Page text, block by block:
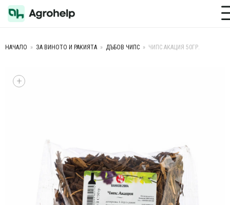
Toggle
НАЧАЛО » ЗА ВИНОТО И РАКИЯТА » ДЪБОВ ЧИПС » ЧИПС АКАЦИЯ 50ГР.
+